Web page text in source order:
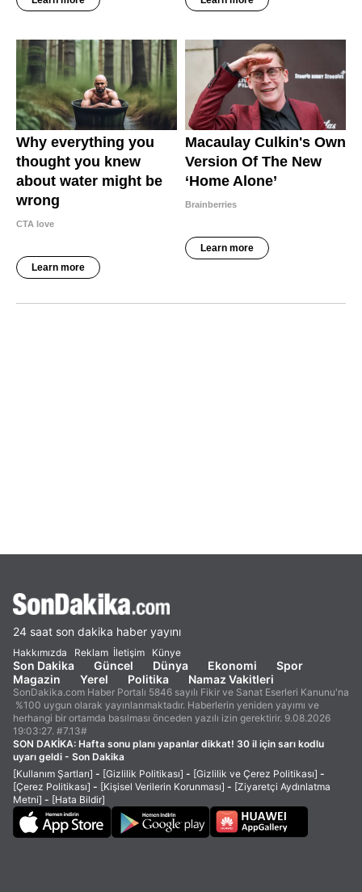
24 saat son dakika haber yayını
Hakkımızda Reklam İletişim Künye
Son Dakika Güncel Dünya Ekonomi
Spor
Magazin
Yerel Politika Namaz Vakitleri
SonDakika.com Haber Portalı 5846 sayılı Fikir ve Sanat Eserleri Kanunu'na
%100 uygun olarak yayınlanmaktadır. Haberlerin yeniden yayımı ve
herhangi bir ortamda basılması önceden yazılı izin gerektirir. 9.08.2026
19:03:27. #7.13#
SON DAKİKA: Hafta sonu planı yapanlar dikkat! 30 il için sarı kodlu
uyarı geldi - Son Dakika
[Kullanım Şartları] - [Gizlilik Politikası] - [Gizlilik ve Çerez Politikası] -
[Çerez Politikası] - [Kişisel Verilerin Korunması] - [Ziyaretçi Aydınlatma
Metni] - [Hata Bildir]